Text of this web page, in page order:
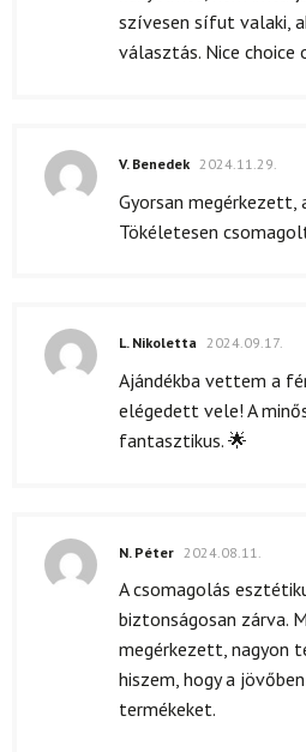
szívesen sífut valaki,
választás. Nice choice
V. Benedek 2024.11.29.
Gyorsan megérkezett,
Tökéletesen
L. Nikoletta 2024.09.17.
Ajándékba vettem a
elégedett vele! A
fantasztikus. 🌟
N. Péter 2024.08.11.
A csomagolás
biztonságosan zárva.
megérkezett, nagyon
hiszem, hogy a
termékeket.